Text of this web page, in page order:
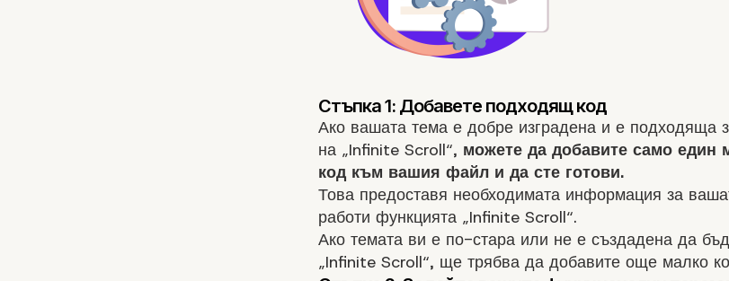
Ако вашата тема е добре изградена и е подходяща
на „Infinite Scroll“, можете да добавите само един
код към вашия файл и да сте готови.
Това предоставя необходимата информация за
работи функцията „Infinite Scroll“.
Ако темата ви е по-стара или не е създадена да
„Infinite Scroll“, ще трябва да добавите още малко